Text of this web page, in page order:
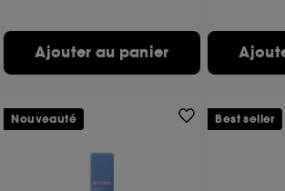
Ajouter au panier
Nouveauté Best seller